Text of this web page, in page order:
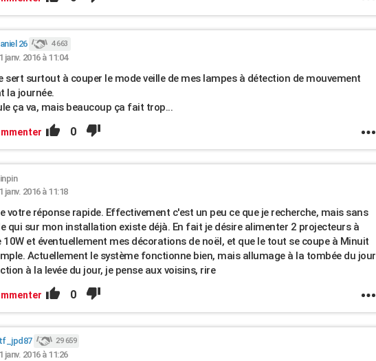
26 4 663
janv. 2016 à 11:04
sert surtout à couper le mode veille de mes lampes à détection de mouvement
la journée.
ça va, mais beaucoup ça fait trop...
0
janv. 2016 à 11:18
votre réponse rapide. Effectivement c'est un peu ce que je recherche, mais sans
qui sur mon installation existe déjà. En fait je désire alimenter 2 projecteurs à
10W et éventuellement mes décorations de noël, et que le tout se coupe à Minuit
Actuellement le système fonctionne bien, mais allumage à la tombée du jour
à la levée du jour, je pense aux voisins, rire
0
29 659
janv. 2016 à 11:26